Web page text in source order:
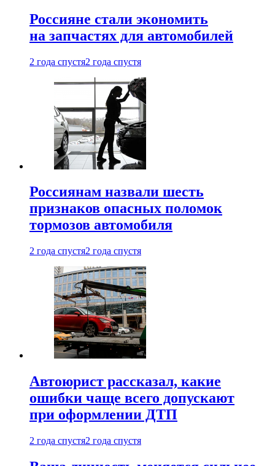
Россияне стали экономить
на запчастях для автомобилей
2 года спустя2 года спустя
Россиянам назвали шесть
признаков опасных поломок
тормозов автомобиля
2 года спустя2 года спустя
Автоюрист рассказал, какие
ошибки чаще всего допускают
при оформлении ДТП
2 года спустя2 года спустя